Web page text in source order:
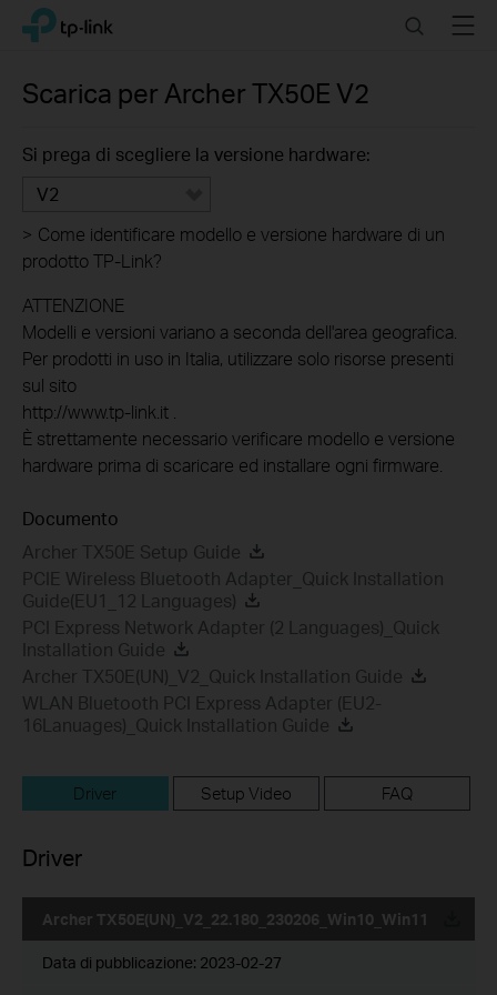
Click
navigation
TP-Link, Reliably Smart SearchMenu
Scarica per Archer TX50E V2
Si prega di scegliere la versione hardware:
V2
> Come identificare modello e versione hardware di un
prodotto TP-Link?
ATTENZIONE
Modelli e versioni variano a seconda dell'area geografica.
Per prodotti in uso in Italia, utilizzare solo risorse presenti
sul sito
http://www.tp-link.it .
È strettamente necessario verificare modello e versione
hardware prima di scaricare ed installare ogni firmware.
Documento
Archer TX50E Setup Guide
PCIE Wireless Bluetooth Adapter_Quick Installation
Guide(EU1_12 Languages)
PCI Express Network Adapter (2 Languages)_Quick
Installation Guide
Archer TX50E(UN)_V2_Quick Installation Guide
WLAN Bluetooth PCI Express Adapter (EU2-
16Lanuages)_Quick Installation Guide
Driver Setup Video FAQ
Driver
Archer TX50E(UN)_V2_22.180_230206_Win10_Win11
Data di pubblicazione: 2023-02-27